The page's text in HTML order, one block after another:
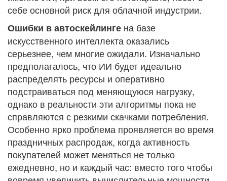
себе основной риск для облачной индустрии.
Ошибки в автоскейлинге на базе
искусственного интеллекта оказались
серьезнее, чем многие ожидали. Изначально
предполагалось, что ИИ будет идеально
распределять ресурсы и оперативно
подстраиваться под меняющуюся нагрузку,
однако в реальности эти алгоритмы пока не
справляются с резкими скачками потребления.
Особенно ярко проблема проявляется во время
праздничных распродаж, когда активность
покупателей может меняться не только
ежедневно, но и каждый час: вместо того чтобы